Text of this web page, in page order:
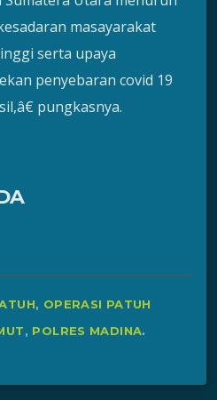
masayarakat
serta upaya
penyebaran covid 19
pungkasnya.
, OPERASI PATUH
, POLRES MADINA.